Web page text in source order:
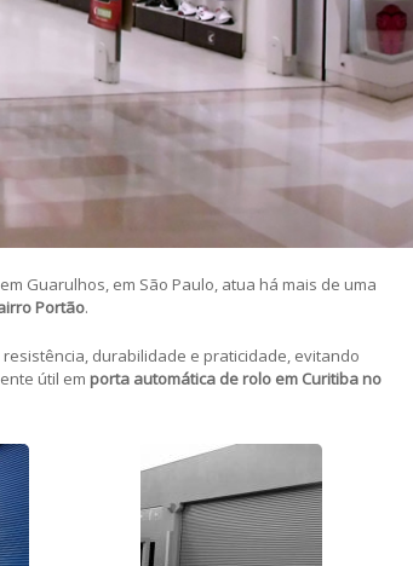
Guarulhos, em São Paulo, atua há mais de uma
Portão.
durabilidade e praticidade, evitando
útil em porta automática de rolo em Curitiba no